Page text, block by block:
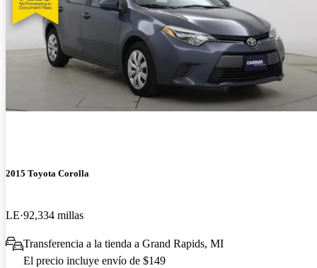
2015 Toyota Corolla
LE 92,334 millas
Transferencia a la tienda a Grand Rapids, MI
El precio incluye envío de $149